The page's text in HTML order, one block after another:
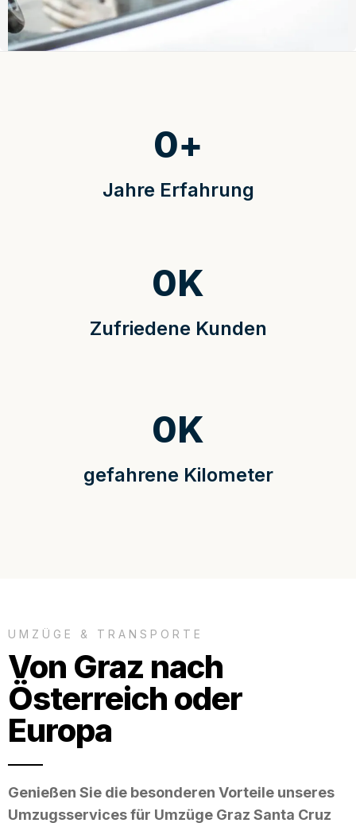
Jahre Erfahrung
0+
Zufriedene Kunden
0K
gefahrene Kilometer
0K
UMZÜGE & TRANSPORTE
Von Graz nach
Österreich oder
Europa
Genießen Sie die besonderen Vorteile unseres
Umzugsservices für Umzüge Graz Santa Cruz